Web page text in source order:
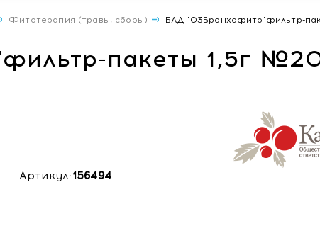
Фитотерапия (травы, сборы) БАД "03Бронхофито"фильтр-
пакеты 1,5г
Артикул:156494